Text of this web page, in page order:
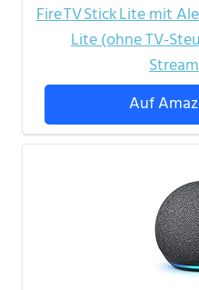
Fire TV Stick Lite mit
Lite (ohne TV-
Auf